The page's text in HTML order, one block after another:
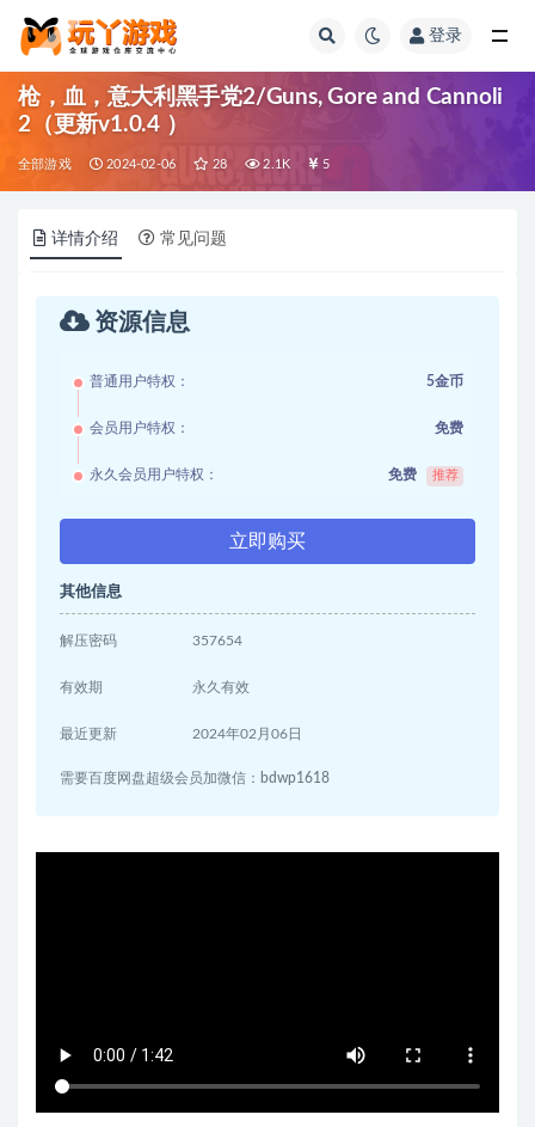
登录
枪，血，意大利黑手党2/Guns, Gore and Cannoli
2（更新v1.0.4 ）
全部游戏 2024-02-06 28 2.1K 5
详情介绍 常见问题
资源信息
普通用户特权： 5金币
会员用户特权： 免费
永久会员用户特权： 免费 推荐
立即购买
其他信息
解压密码 357654
有效期 永久有效
最近更新 2024年02月06日
需要百度网盘超级会员加微信：bdwp1618